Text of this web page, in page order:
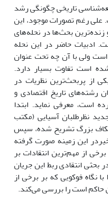
تاریخی چگونگی رشد
علی رغم تصورات موجود، این
بحث‌ها در نحله‌های
ادبیات حاضر در این نحله
ولی با آن چه تحت عنوان
است تفاوت‌ بسیار دارد.
از پربحث‌ترین نظریات در
رشته‌های تاریخ اقتصادی و
است، معرفی نماید. ابتدا
نظرطلبان آسیایی (مکتب
شکاف بزرگ تشریح شده، سپس
این زمینه صورت گرفته
از مهم‌ترین انتقادات بر
انتقادی ربط این جریان
نگاه فوکویی که بر برخی از
حاکم است را بررسی می‌کند.